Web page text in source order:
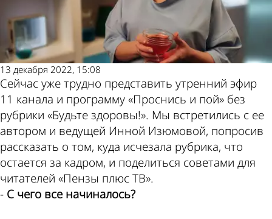
13 декабря 2022, 15:08
Сейчас уже трудно представить утренний эфир
11 канала и программу «Проснись и пой» без
рубрики «Будьте здоровы!». Мы встретились с ее
автором и ведущей Инной Изюмовой, попросив
рассказать о том, куда исчезала рубрика, что
остается за кадром, и поделиться советами для
читателей «Пензы плюс ТВ».
- С чего все начиналось?
пресса
пишет
по этой
курсы
валют в
Пензе